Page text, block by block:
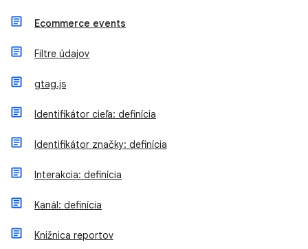
Ecommerce events
Filtre údajov
gtag.js
Identifikátor cieľa: definícia
Identifikátor značky: definícia
Interakcia: definícia
Kanál: definícia
Knižnica reportov